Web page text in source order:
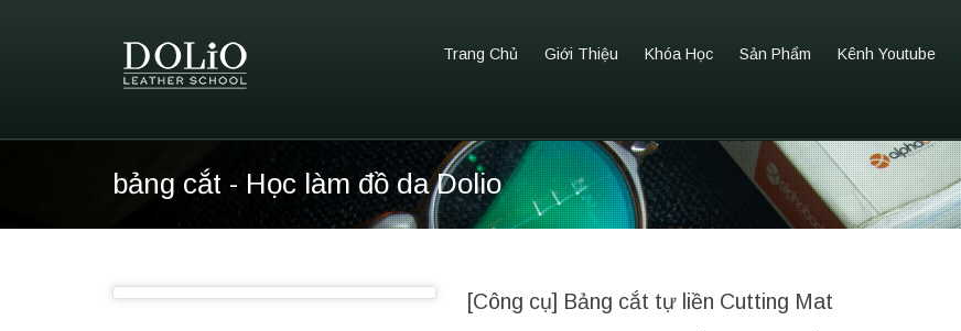
Trang Chủ Giới Thiệu Khóa Học Sản Phẩm Kênh Youtube
bảng cắt - Học làm đồ da Dolio
[Công cụ] Bảng cắt tự liền Cutting Mat